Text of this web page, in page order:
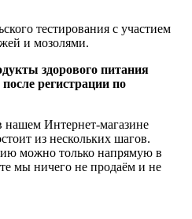
тестирования с участием
и мозолями.
здорового питания
регистрации по
нашем Интернет-магазине
из нескольких шагов.
можно только напрямую в
мы ничего не продаём и не